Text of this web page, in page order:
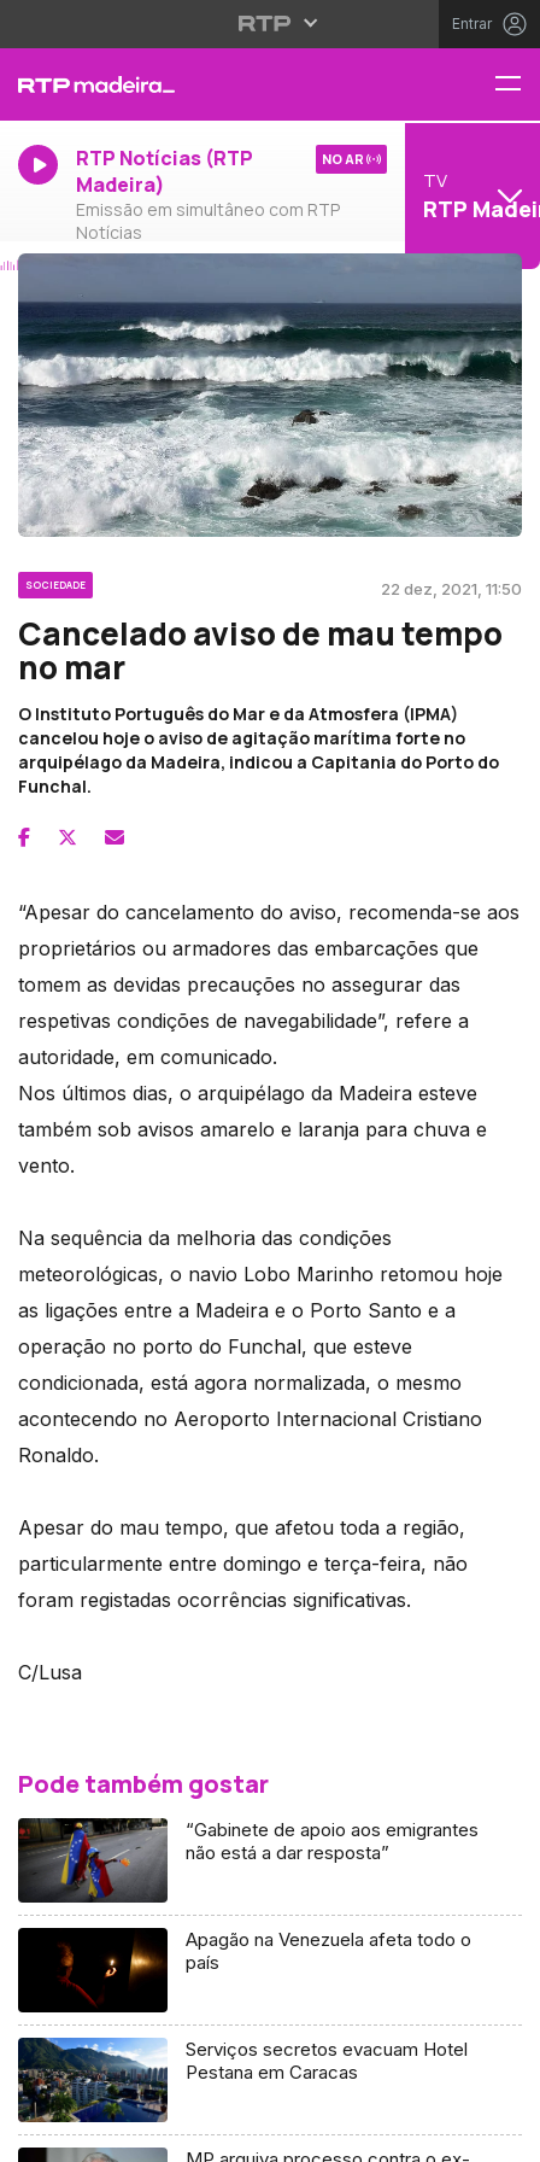
Entrar
RTP Notícias (RTP
Madeira)
Emissão em simultâneo com RTP
Notícias
NO AR
TV
RTP
SOCIEDADE 22 dez, 2021, 11:50
Cancelado aviso de mau tempo
no mar
O Instituto Português do Mar e da Atmosfera (IPMA)
cancelou hoje o aviso de agitação marítima forte no
arquipélago da Madeira, indicou a Capitania do Porto do
Funchal.
“Apesar do cancelamento do aviso, recomenda-se aos
proprietários ou armadores das embarcações que
tomem as devidas precauções no assegurar das
respetivas condições de navegabilidade”, refere a
autoridade, em comunicado.
Nos últimos dias, o arquipélago da Madeira esteve
também sob avisos amarelo e laranja para chuva e
vento.
Na sequência da melhoria das condições
meteorológicas, o navio Lobo Marinho retomou hoje
as ligações entre a Madeira e o Porto Santo e a
operação no porto do Funchal, que esteve
condicionada, está agora normalizada, o mesmo
acontecendo no Aeroporto Internacional Cristiano
Ronaldo.
Apesar do mau tempo, que afetou toda a região,
particularmente entre domingo e terça-feira, não
foram registadas ocorrências significativas.
C/Lusa
Pode também gostar
“Gabinete de apoio aos emigrantes
não está a dar resposta”
Apagão na Venezuela afeta todo o
país
Serviços secretos evacuam Hotel
Pestana em Caracas